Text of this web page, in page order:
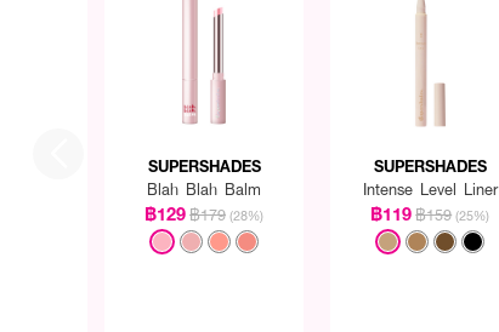
SUPERSHADES
Blah Blah Balm
฿129฿179 (28%)
SUPERSHADES
Intense Level Liner
฿119฿159 (25%)